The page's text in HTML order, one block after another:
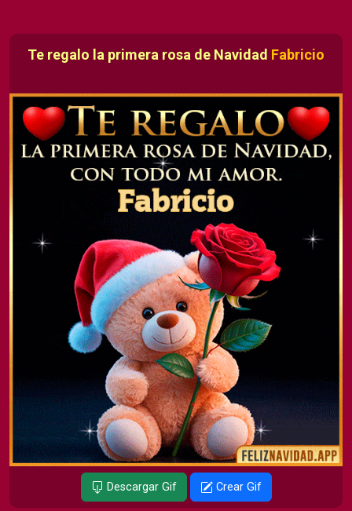
Te regalo la primera rosa de Navidad Fabricio
Descargar Gif Crear Gif